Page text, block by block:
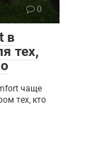
0
в
тех,
чаще
тех, кто